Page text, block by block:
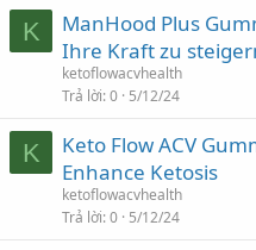
K
ManHood Plus
Ihre Kraft zu
ketoflowacvhealth
Trả lời 0 5/12/24
K
Keto Flow ACV
Enhance Ketosis
ketoflowacvhealth
Trả lời 0 5/12/24